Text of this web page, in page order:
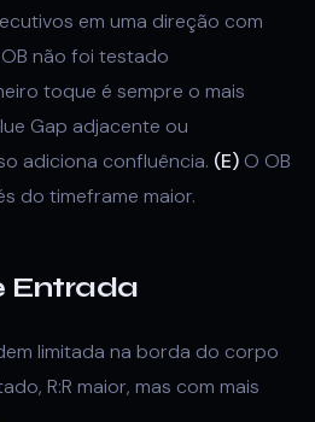
em uma direção com
não foi testado
toque é sempre o mais
Gap adjacente ou
adiciona confluência. (E) O OB
do timeframe maior.
Entrada
limitada na borda do corpo
R:R maior, mas com mais